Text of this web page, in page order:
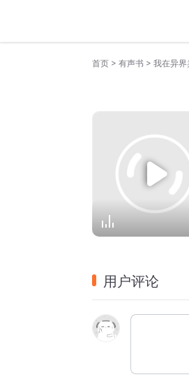
首页 > 有声书 > 我在异界
用户评论